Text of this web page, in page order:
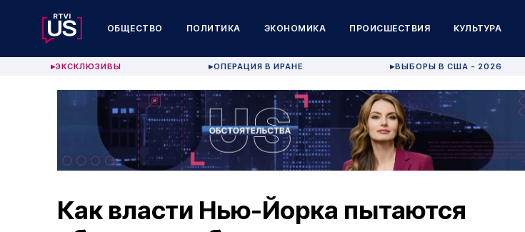
ОБЩЕСТВО ПОЛИТИКА ЭКОНОМИКА ПРОИСШЕСТВИЯ КУЛЬТУРА
▶ЭКСКЛЮЗИВЫ ▶ОПЕРАЦИЯ В ИРАНЕ ▶ВЫБОРЫ В США - 2026
Как власти Нью-Йорка пытаются